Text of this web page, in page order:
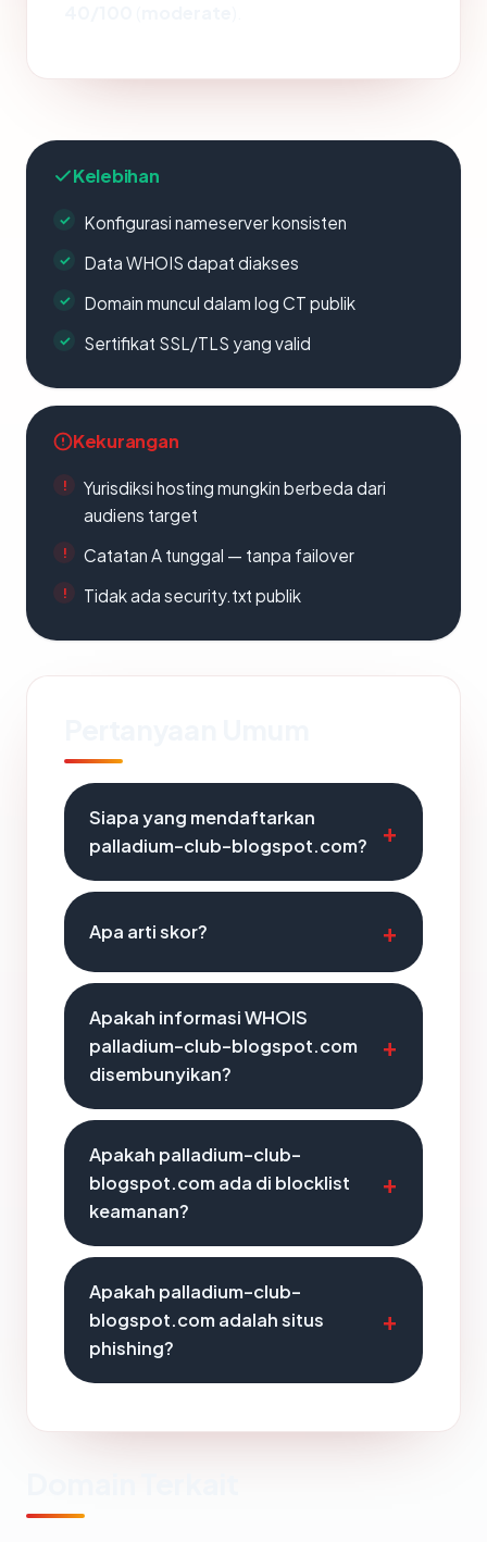
Kelebihan
Konfigurasi nameserver konsisten
Data WHOIS dapat diakses
Domain muncul dalam log CT publik
Sertifikat SSL/TLS yang valid
Kekurangan
Yurisdiksi hosting mungkin berbeda dari
audiens target
Catatan A tunggal — tanpa failover
Tidak ada security.txt publik
Siapa yang mendaftarkan
palladium-club-blogspot.com?
Apa arti skor?
Apakah informasi WHOIS
palladium-club-blogspot.com
disembunyikan?
Apakah palladium-club-
blogspot.com ada di blocklist
keamanan?
Apakah palladium-club-
blogspot.com adalah situs
phishing?